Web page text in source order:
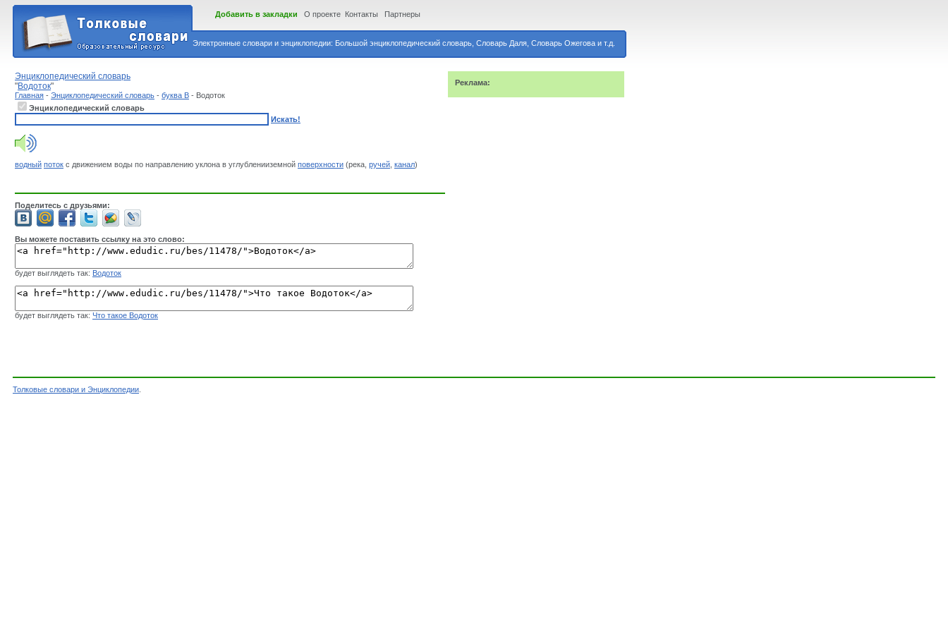
Электронные словари и энциклопедии: Большой энциклопедический словарь, Словарь Даля, Словарь Ожегова и т.д.
Добавить в закладки О проекте Контакты Партнеры
Энциклопедический словарь
"Водоток"
Главная - Энциклопедический словарь - буква В - Водоток
Энциклопедический словарь
Искать!
водный поток с движением воды по направлению уклона в углубленииземной поверхности (река, ручей канал)
Поделитесь с друзьями:
Вы можете поставить ссылку на это слово:
будет выглядеть так: Водоток
будет выглядеть так: Что такое Водоток
Реклама:
Толковые словари и Энциклопедии